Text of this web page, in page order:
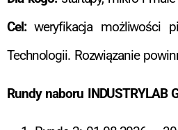
Cel:weryfikacja możliwości
Technologii. Rozwiązanie
Rundy naboru INDUSTRYLAB